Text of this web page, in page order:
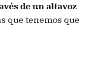
de un altavoz
que tenemos que